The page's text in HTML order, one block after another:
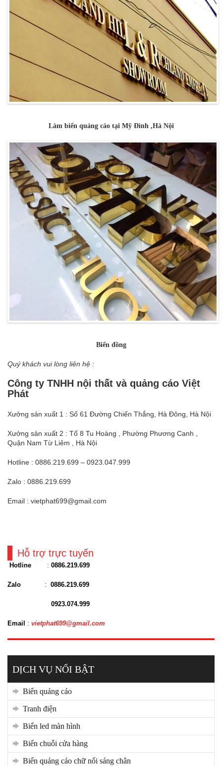
Làm biển quảng cáo tại Mỹ Đình ,Hà Nội
Biển đồng
Quý khách vui lòng liên hệ :
Công ty TNHH nội thất và quảng cáo Việt
Phát
Xưởng sản xuất 1 : Số 61 Đường Chiến Thắng, Hà Đông, Hà Nội
Xưởng sản xuất 2 : Tổ 8 Tu Hoàng , Phường Phương Canh ,
Quận Nam Từ Liêm , Hà Nội
Hotline : 0886.219.699 – 0923.047.999
Zalo : 0886.219.699
Email : vietphat699@gmail.com
Hỗ trợ trực tuyến
Hotline : 0886.219.699
Zalo : 0886.219.699
0923.074.999
Email : vietphat699@gmail.com
DỊCH VỤ NỔI BẬT
biển quảng cáo
tranh điện
biển led màn hình
biển chuỗi cửa hàng
biển quảng cáo chữ nổi sáng chân